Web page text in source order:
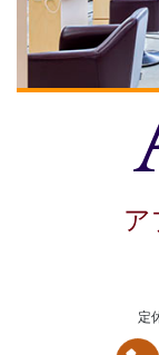
ア
定